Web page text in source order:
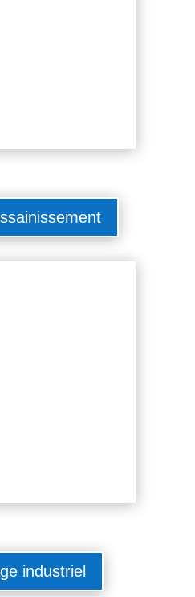
industriel